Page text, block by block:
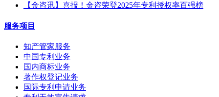
【金咨讯】喜报！金咨荣登2025年专利授权率百强榜
服务项目
知产管家服务
中国专利业务
国内商标业务
著作权登记业务
国际专利申请业务